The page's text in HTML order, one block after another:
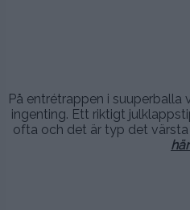
På entrétrappen i suuperballa
ingenting. Ett riktigt
ofta och det är typ det
här